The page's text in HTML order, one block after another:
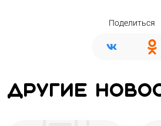
Поделиться
Другие